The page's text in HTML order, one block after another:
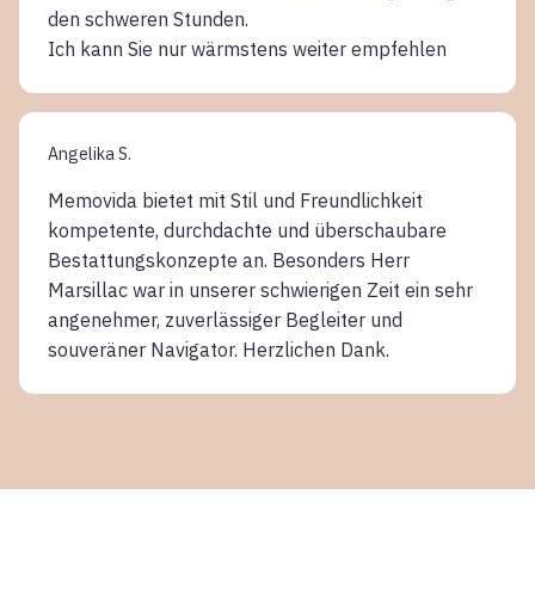
den schweren Stunden.
Ich kann Sie nur wärmstens weiter empfehlen
Angelika S.
Memovida bietet mit Stil und Freundlichkeit
kompetente, durchdachte und überschaubare
Bestattungskonzepte an. Besonders Herr
Marsillac war in unserer schwierigen Zeit ein sehr
angenehmer, zuverlässiger Begleiter und
souveräner Navigator. Herzlichen Dank.